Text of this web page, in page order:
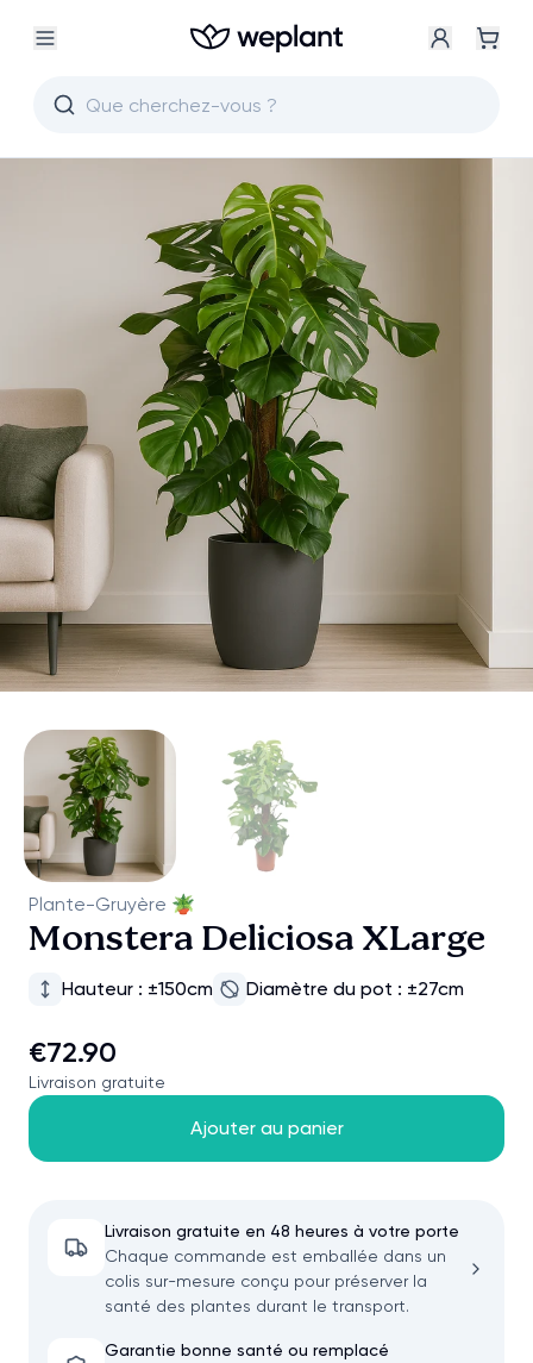
Plante-Gruyère 🪴
Monstera Deliciosa XLarge
Hauteur : ±150cm Diamètre du pot : ±27cm
€72.90
Livraison gratuite
Ajouter au panier
Livraison gratuite en 48 heures à votre porte
Chaque commande est emballée dans un
colis sur-mesure conçu pour préserver la
santé des plantes durant le transport.
Garantie bonne santé ou remplacé